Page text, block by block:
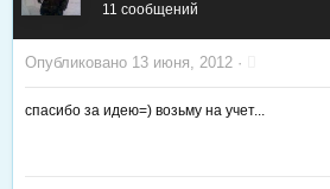
11 сообщений
Опубликовано 13 июня, 2012 ·
спасибо за идею=) возьму на учет...